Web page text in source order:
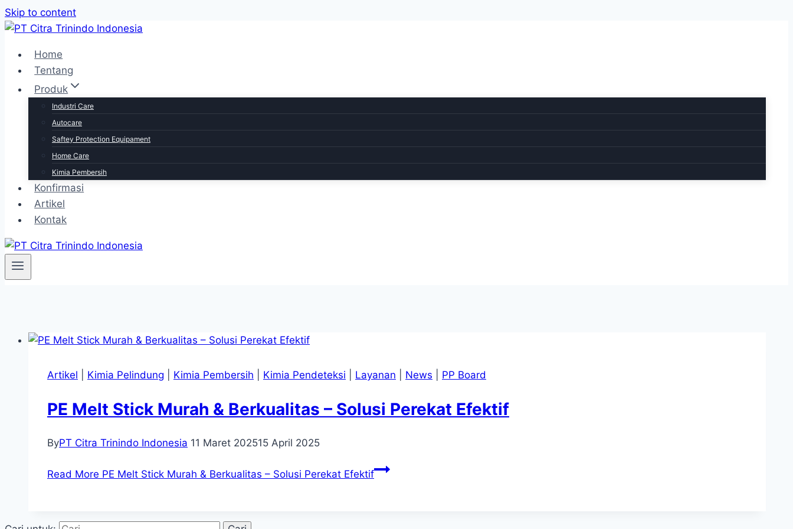
Skip to content
Home
Tentang
Produk
Industri Care
Autocare
Saftey Protection Equipament
Home Care
Kimia Pembersih
Konfirmasi
Artikel
Kontak
Artikel Kimia Pelindung Kimia Pembersih Kimia Pendeteksi Layanan News PP Board
PE Melt Stick Murah & Berkualitas – Solusi Perekat Efektif
ByPT Citra Trinindo Indonesia 11 Maret 202515 April 2025
Read More PE Melt Stick Murah & Berkualitas – Solusi Perekat Efektif